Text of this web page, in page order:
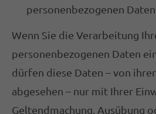
personenbezogenen Daten
Wenn Sie die Verarbeitung
personenbezogenen Daten
dürfen diese Daten – von
abgesehen – nur mit Ihrer
Geltendmachung, Ausübung